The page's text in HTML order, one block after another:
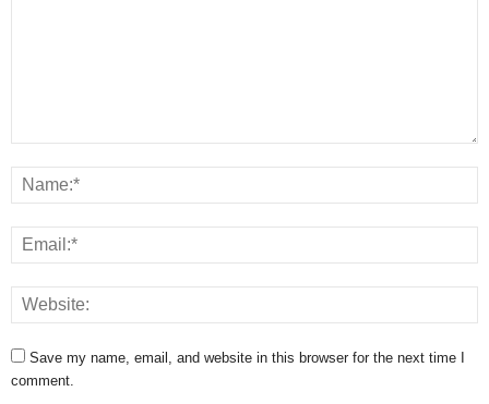
Save my name, email, and website in this browser for the next time I
comment.